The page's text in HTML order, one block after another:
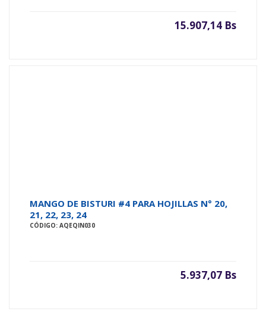
15.907,14 Bs
MANGO DE BISTURI #4 PARA HOJILLAS N° 20,
21, 22, 23, 24
CÓDIGO: AQEQIN030
5.937,07 Bs